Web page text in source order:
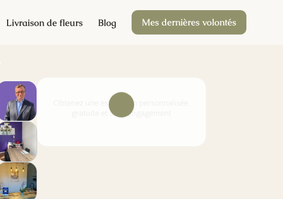
Livraison de fleurs Blog Mes dernières volontés
Obtenez une estimation personnalisée,
gratuite et sans engagement